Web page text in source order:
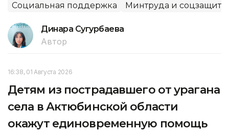
Социальная поддержка Минтруда и
Динара Сугурбаева
Автор
16:38, 01 Августа 2026
Детям из пострадавшего от урагана
села в Актюбинской области
окажут единовременную помощь